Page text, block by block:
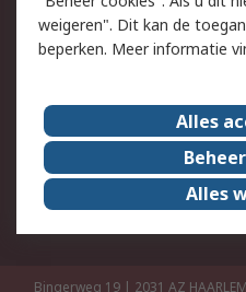
Algemene
verkoopvoorwaarden
Over RS
RS Group
RS wereldwijd
ESG
Bingerweg 19 | 2031 AZ
weigeren". Dit kan de
beperken. Meer informatie
Alles
Alles